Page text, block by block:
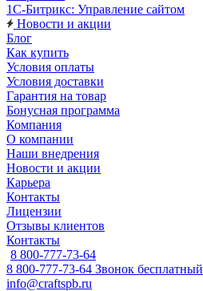
1С-Битрикс: Управление сайтом
Новости и акции
Блог
Как купить
Условия оплаты
Условия доставки
Гарантия на товар
Бонусная программа
Компания
О компании
Наши внедрения
Новости и акции
Карьера
Контакты
Лицензии
Отзывы клиентов
Контакты
8 800-777-73-64
8 800-777-73-64 Звонок бесплатный
info@craftspb.ru